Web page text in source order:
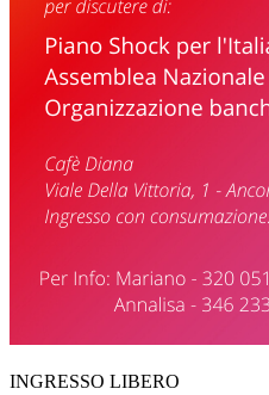
INGRESSO LIBERO